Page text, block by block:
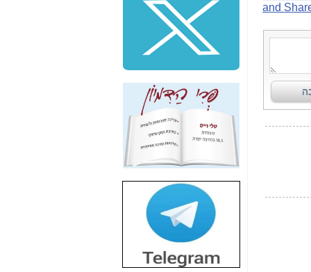
שלמה פילבר (עד
לאחרונה מנכ"ל משרד
התקשורת) - עד
מדינה? הצחקתם
"יש אפליה בחקירה"?
חשיפה: למה השר
משה כחלון לא נחקר
עד היום? -
כאן
חשיפת חשד לשחיתות
הדומה לזו של "תיק
הסלולר -
חשיפת מה שלא
רוצים שתדעו בעניין
פריסת אנלימיטד
(בניחוח בלתי נסבל) -
כאן